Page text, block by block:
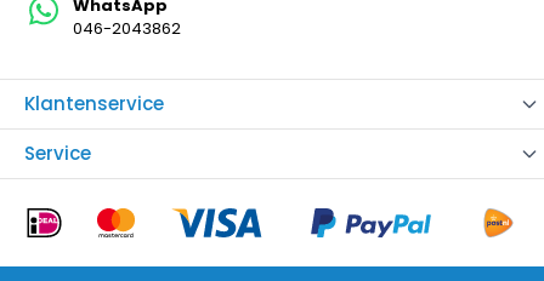
Klantenservice
Service
WhatsApp
046-2043862